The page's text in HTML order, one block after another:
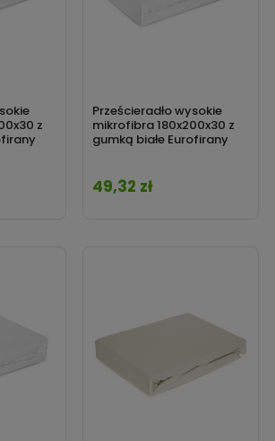
z
Prześcieradło wysokie
mikrofibra 180x200x30 z
gumką białe Eurofirany
Cena
49,32 zł